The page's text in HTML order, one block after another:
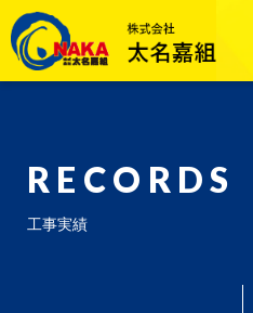
RECORDS
工事実績